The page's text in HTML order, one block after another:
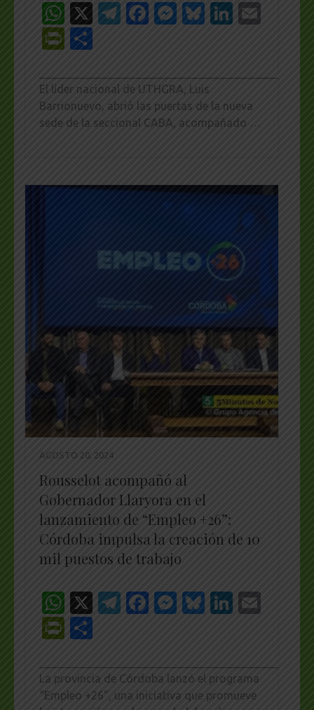
WhatsApp
X Telegram
Facebook
Messenger
Bluesky
PrintFriendly
El líder nacional de UTHGRA, Luis
Barrionuevo, abrió las puertas de la nueva
sede de la seccional CABA, acompañado …
AGOSTO 20, 2024
Rousselot acompañó al
Gobernador Llaryora en el
lanzamiento de “Empleo +26”:
Córdoba impulsa la creación de 10
mil puestos de trabajo
WhatsApp
X Telegram
Facebook
Messenger
Bluesky
PrintFriendly
La provincia de Córdoba lanzó el programa
“Empleo +26”, una iniciativa que promueve